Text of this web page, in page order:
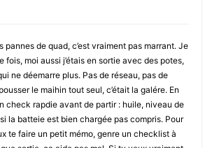
pannes de quad, c’est vraiment pas marrant. Je
fois, moi aussi j’étais en sortie avec des potes,
ne déemarre plus. Pas de réseau, pas de
le maihin tout seul, c’était la galére. En
check rapdie avant de partir : huile, niveau de
la batteie est bien chargée pas compris. Pour
te faire un petit mémo, genre un checklist à